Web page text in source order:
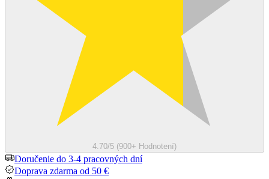
4.70/5 (900+ Hodnotení)
Doručenie do 3-4 pracovných dní
Doprava zdarma od 50 €